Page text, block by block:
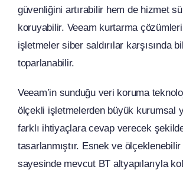
güvenliğini artırabilir hem de hizmet
koruyabilir. Veeam kurtarma
işletmeler siber saldırılar karşısında
toparlanabilir.
Veeam’in sunduğu veri koruma
ölçekli işletmelerden büyük kurumsal
farklı ihtiyaçlara cevap verecek
tasarlanmıştır. Esnek ve ölçeklenebilir
sayesinde mevcut BT altyapılarıyla